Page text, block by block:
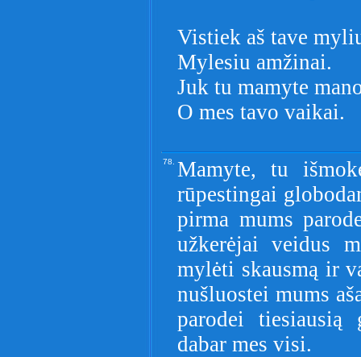
Vistiek aš tave
Mylesiu amžinai.
Juk tu mamyte
O mes tavo vaikai.
78. Mamyte, tu
rūpestingai
pirma mums
užkerėjai veidus
mylėti skausmą ir
nušluostei mums
parodei
dabar mes visi.